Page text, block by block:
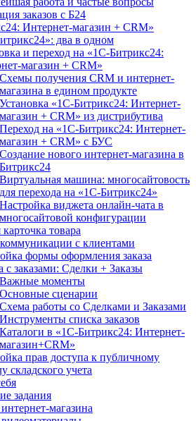
заказов с Б24
Интернет-магазин + CRM»
два в одном
и переход на «1С-Битрикс24:
магазин + CRM»
Схемы получения CRM и интернет-
магазина в едином продукте
Установка «1С-Битрикс24: Интернет-
магазин + CRM» из дистрибутива
Переход на «1С-Битрикс24: Интернет-
магазин + CRM» с БУС
Создание нового интернет-магазина в
Битрикс24
Виртуальная машина: многосайтовость
для перехода на «1С-Битрикс24»
Настройка виджета онлайн-чата в
многосайтовой конфигурации
товара
с клиентами
формы оформления заказа
с заказами: Сделки + Заказы
Важные моменты
Основные сценарии
Схема работы со Сделками и Заказами
Инструменты списка заказов
Каталоги в «1С-Битрикс24: Интернет-
магазин+CRM»
прав доступа к публичному
складского учета
задания
магазина